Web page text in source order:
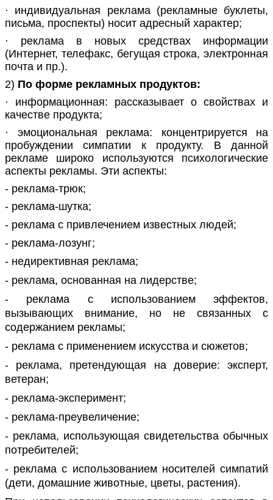
· индивидуальная реклама (рекламные буклеты,
письма, проспекты) носит адресный характер;
· реклама в новых средствах информации
(Интернет, телефакс, бегущая строка, электронная
почта и пр.).
2) По форме рекламных продуктов:
· информационная: рассказывает о свойствах и
качестве продукта;
· эмоциональная реклама: концентрируется на
пробуждении симпатии к продукту. В данной
рекламе широко используются психологические
аспекты рекламы. Эти аспекты:
- реклама-трюк;
- реклама-шутка;
- реклама с привлечением известных людей;
- реклама-лозунг;
- недирективная реклама;
- реклама, основанная на лидерстве;
- реклама с использованием эффектов,
вызывающих внимание, но не связанных с
содержанием рекламы;
- реклама с применением искусства и сюжетов;
- реклама, претендующая на доверие: эксперт,
ветеран;
- реклама-эксперимент;
- реклама-преувеличение;
- реклама, использующая свидетельства обычных
потребителей;
- реклама с использованием носителей симпатий
(дети, домашние животные, цветы, растения).